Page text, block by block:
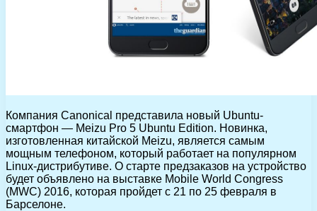
Компания Canonical представила новый Ubuntu-
смартфон — Meizu Pro 5 Ubuntu Edition. Новинка,
изготовленная китайской Meizu, является самым
мощным телефоном, который работает на популярном
Linux-дистрибутиве. О старте предзаказов на устройство
будет объявлено на выставке Mobile World Congress
(MWC) 2016, которая пройдет с 21 по 25 февраля в
Барселоне.